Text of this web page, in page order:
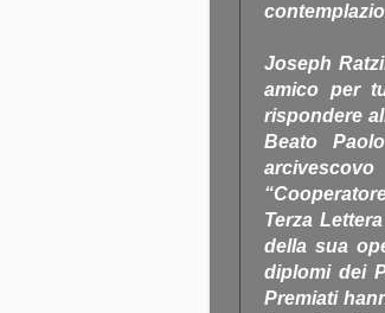
Joseph
amico per
rispondere
Beato
Terza
della sua
diplomi dei
Premiati